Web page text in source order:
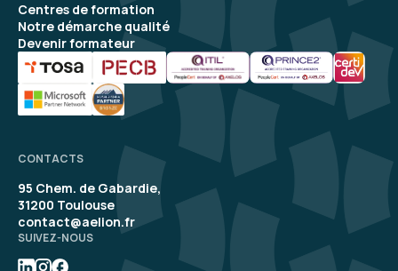
Centres de formation
Notre démarche qualité
Devenir formateur
CONTACTS
95 Chem. de Gabardie,
31200 Toulouse
contact@aelion.fr
SUIVEZ-NOUS